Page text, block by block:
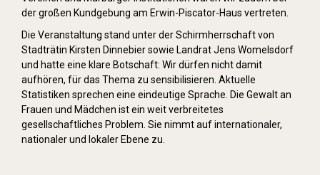
der großen Kundgebung am Erwin-Piscator-Haus vertreten.
Die Veranstaltung stand unter der Schirmherrschaft von
Stadträtin Kirsten Dinnebier sowie Landrat Jens Womelsdorf
und hatte eine klare Botschaft: Wir dürfen nicht damit
aufhören, für das Thema zu sensibilisieren. Aktuelle
Statistiken sprechen eine eindeutige Sprache. Die Gewalt an
Frauen und Mädchen ist ein weit verbreitetes
gesellschaftliches Problem. Sie nimmt auf internationaler,
nationaler und lokaler Ebene zu.